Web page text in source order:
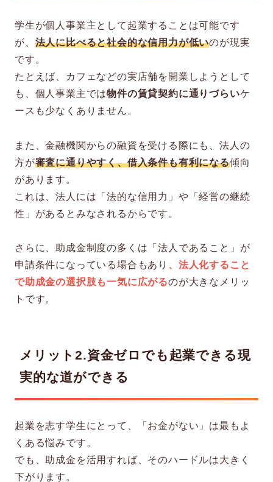
学生が個人事業主として起業することは可能です
が、 法人に比べると社会的な信用力が低いのが現実
です。
たとえば、カフェなどの実店舗を開業しようとして
も、個人事業主では物件の賃貸契約に通りづらいケ
ースも少なくありません。
また、金融機関からの融資を受ける際にも、法人の
方が審査に通りやすく、借入条件も有利になる傾向
があります。
これは、法人には「法的な信用力」や「経営の継続
性」があるとみなされるからです。
さらに、助成金制度の多くは「法人であること」が
申請条件になっている場合もあり 、法人化すること
で助成金の選択肢も一気に広がるのが大きなメリッ
トです。
メリット2.資金ゼロでも起業できる現
実的な道ができる
起業を志す学生にとって、「お金がない」は最もよ
くある悩みです。
でも、助成金を活用すれば、そのハードルは大きく
下がります。